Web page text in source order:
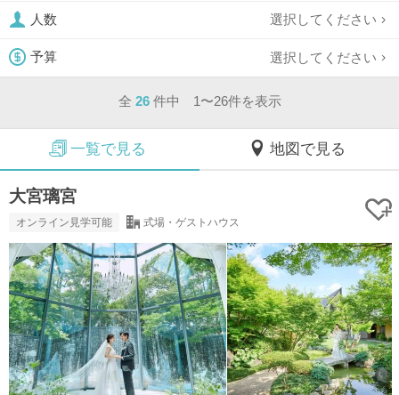
人数 選択してください
予算 選択してください
全 26 件中 1〜26件を表示
一覧で見る 地図で見る
大宮璃宮
オンライン見学可能 式場・ゲストハウス